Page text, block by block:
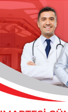
amaçlı